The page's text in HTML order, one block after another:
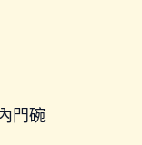
門碗